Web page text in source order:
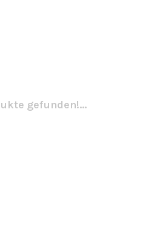
gefunden!...